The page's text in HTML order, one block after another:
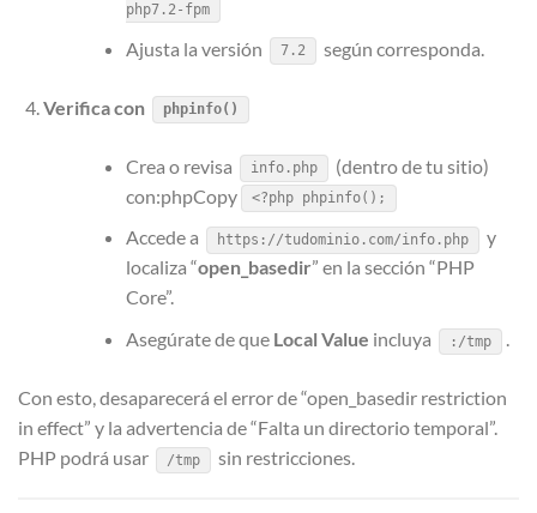
php7.2-fpm
Ajusta la versión 7.2 según corresponda.
Verifica con phpinfo()
Crea o revisa info.php
(dentro de tu sitio)
con:phpCopy
<?php phpinfo();
Accede a https://tudominio.com/info.php
y
localiza “open_basedir” en la sección “PHP
Core”.
Asegúrate de que Local Value incluya :/tmp .
Con esto, desaparecerá el error de “open_basedir restriction
in effect” y la advertencia de “Falta un directorio temporal”.
PHP podrá usar
/tmp sin restricciones.